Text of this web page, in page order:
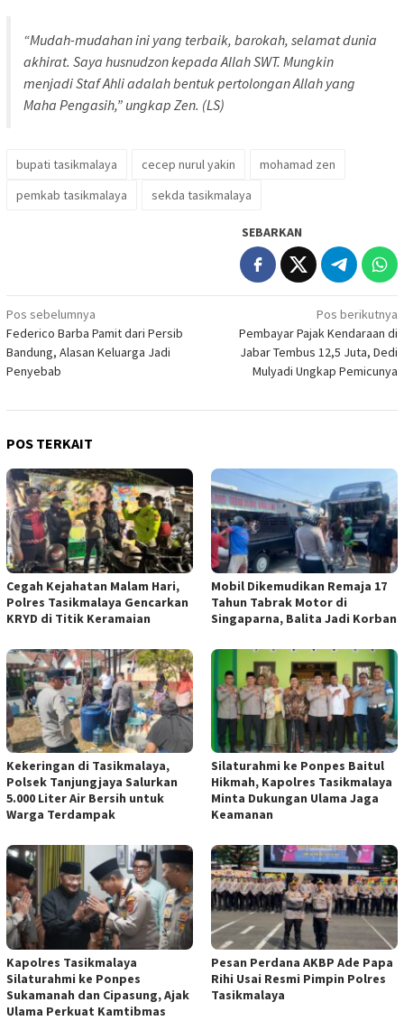
“Mudah-mudahan ini yang terbaik, barokah, selamat dunia
akhirat. Saya husnudzon kepada Allah SWT. Mungkin
menjadi Staf Ahli adalah bentuk pertolongan Allah yang
Maha Pengasih,” ungkap Zen. (LS)
bupati tasikmalaya cecep nurul yakin
mohamad zen
pemkab tasikmalaya
sekda tasikmalaya
SEBARKAN
Navigasi
pos
Pos sebelumnya
Federico Barba Pamit dari Persib
Bandung, Alasan Keluarga Jadi
Penyebab
Pos berikutnya
Pembayar Pajak Kendaraan di
Jabar Tembus 12,5 Juta, Dedi
Mulyadi Ungkap Pemicunya
POS TERKAIT
Cegah Kejahatan Malam Hari,
Polres Tasikmalaya Gencarkan
KRYD di Titik Keramaian
Mobil Dikemudikan Remaja 17
Tahun Tabrak Motor di
Singaparna, Balita Jadi Korban
Kekeringan di Tasikmalaya,
Polsek Tanjungjaya Salurkan
5.000 Liter Air Bersih untuk
Warga Terdampak
Silaturahmi ke Ponpes Baitul
Hikmah, Kapolres Tasikmalaya
Minta Dukungan Ulama Jaga
Keamanan
Kapolres Tasikmalaya
Silaturahmi ke Ponpes
Sukamanah dan Cipasung, Ajak
Ulama Perkuat Kamtibmas
Pesan Perdana AKBP Ade Papa
Rihi Usai Resmi Pimpin Polres
Tasikmalaya